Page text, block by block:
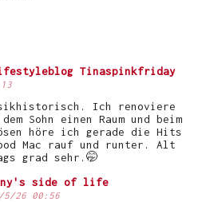
Tinaspinkfriday
Ich renoviere
Sohn einen Raum und beim
höre ich gerade die Hits
Mac rauf und runter. Alt
grad sehr.🤭
side of life
5/26 00:56